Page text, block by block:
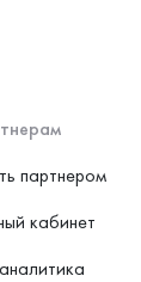
партнером
кабинет